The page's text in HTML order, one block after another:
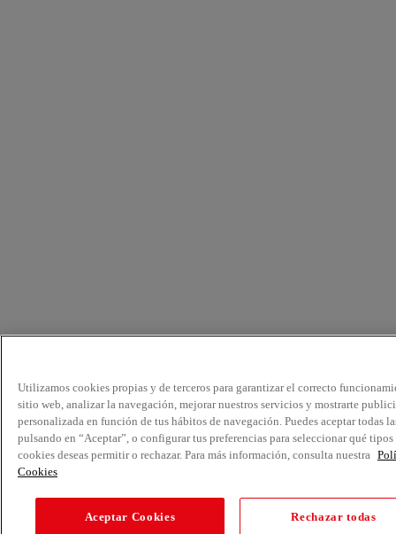
Utilizamos cookies propias y de terceros para garantizar el correcto
sitio web, analizar la navegación, mejorar nuestros servicios y mostrarte
personalizada en función de tus hábitos de navegación. Puedes aceptar todas
pulsando en “Aceptar”, o configurar tus preferencias para seleccionar qué tipos
cookies deseas permitir o rechazar. Para más información, consulta nuestra
Cookies
Aceptar Cookies Rechazar todas